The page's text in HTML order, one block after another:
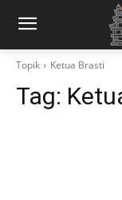
Topik Ketua Brasti
Tag: